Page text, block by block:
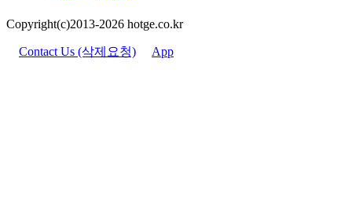
Copyright(c)2013-2026 hotge.co.kr
Contact Us (삭제요청) App